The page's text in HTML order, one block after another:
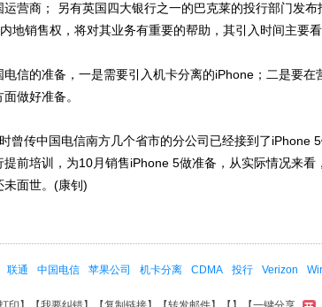
运营商； 另有英国四大银行之一的巴克莱的投行部门发
地销售权，将对其业务有重要的帮助，其引入时间主要看
的准备，一是需要引入机卡分离的iPhone；二是要在
做好准备。
传中国电信南方几个省市的分公司已经接到了iPhone 5
提前培训，为10月销售iPhone 5做准备，从实际情况来看
未面世。(康钊)
联通 中国电信 苹果公司 机卡分离 CDMA 投行 Verizon